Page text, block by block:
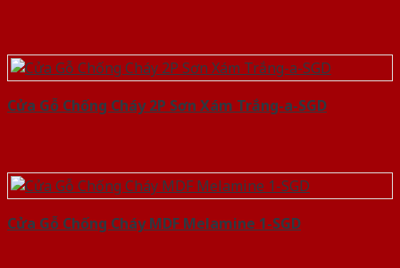
Cửa Gỗ Chống Cháy 2P Sơn Xám Trắng-a-SGD
Cửa Gỗ Chống Cháy MDF Melamine 1-SGD